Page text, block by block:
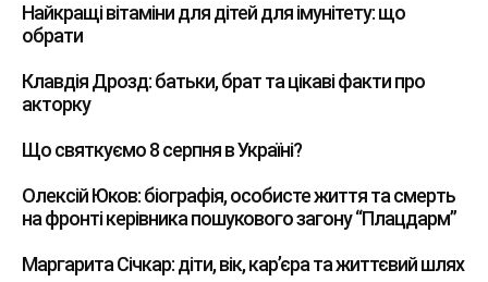
Найкращі вітаміни для дітей для імунітету: що
обрати
Клавдія Дрозд: батьки, брат та цікаві факти про
акторку
Що святкуємо 8 серпня в Україні?
Олексій Юков: біографія, особисте життя та смерть
на фронті керівника пошукового загону “Плацдарм”
Маргарита Січкар: діти, вік, кар’єра та життєвий шлях